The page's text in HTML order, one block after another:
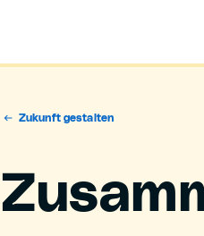
Zukunft gestalten